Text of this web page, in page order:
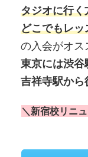
タジオに行
どこでもレッ
の入会がオス
東京には渋谷
吉祥寺駅から
＼新宿校リニ